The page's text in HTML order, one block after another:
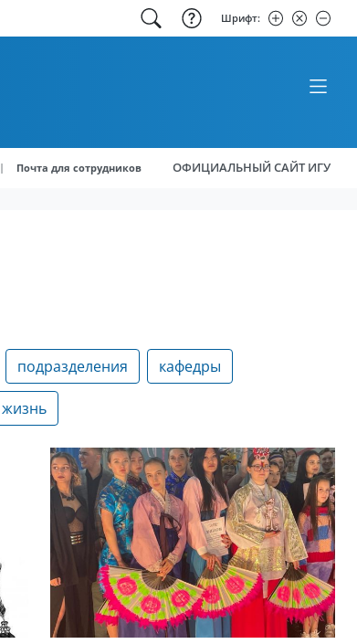
Шрифт:
| Почта для сотрудников ОФИЦИАЛЬНЫЙ САЙТ ИГУ
подразделения кафедры
жизнь